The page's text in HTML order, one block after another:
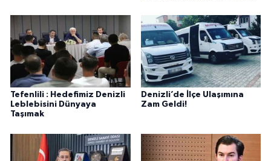
Tefenlili : Hedefimiz Denizli
Leblebisini Dünyaya
Taşımak
Denizli’de İlçe Ulaşımına
Zam Geldi!